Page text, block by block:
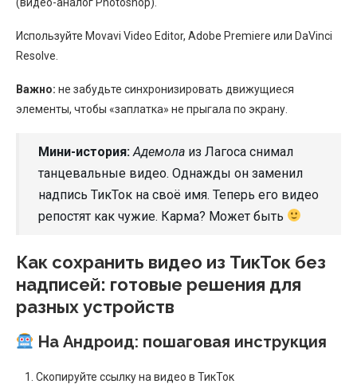
Используйте Movavi Video Editor, Adobe Premiere или DaVinci
Resolve.
Важно: не забудьте синхронизировать движущиеся
элементы, чтобы «заплатка» не прыгала по экрану.
Мини-история: Адемола из Лагоса снимал
танцевальные видео. Однажды он заменил
надпись ТикТок на своё имя. Теперь его видео
репостят как чужие. Карма? Может быть
Как сохранить видео из ТикТок без
надписей: готовые решения для
разных устройств
На Андроид: пошаговая инструкция
Скопируйте ссылку на видео в ТикТок